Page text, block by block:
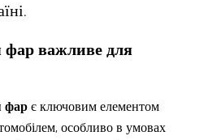
фар важливе для
фар є ключовим елементом
особливо в умовах